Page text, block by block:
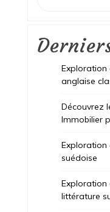
Exploration
anglaise
Découvrez
Immobilier
Exploration
suédoise
Exploration
littérature